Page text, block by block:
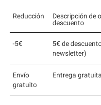
Reducción
Descripción de
descuento
-5€
5€ de
newsletter)
Envío
gratuito
Entrega gratuita